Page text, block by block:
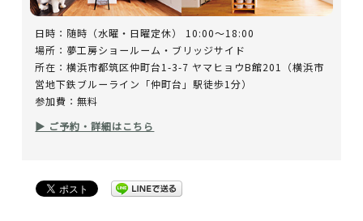
日時：随時（水曜・日曜定休） 10:00～18:00
場所：夢工房ショールーム・ブリッジサイド
所在：横浜市都筑区仲町台1-3-7 ヤマヒョウB館201（横浜市
営地下鉄ブルーライン「仲町台」駅徒歩1分）
参加費：無料
▶ ご予約・詳細はこちら